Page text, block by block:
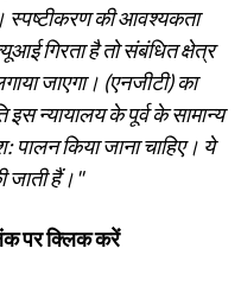
स्पष्टीकरण की आवश्यकता
गिरता है तो संबंधित क्षेत्र
जाएगा। (एनजीटी) का
न्यायालय के पूर्व के सामान्य
पालन किया जाना चाहिए। ये
जाती हैं।"
पर क्लिक करें